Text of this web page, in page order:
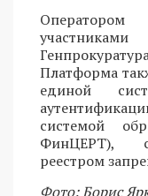
Платформа
единой
системой
ФинЦЕРТ),
реестром
Фото: Борис